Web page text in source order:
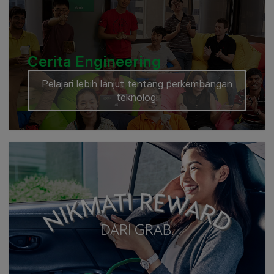
Cerita Engineering
Pelajari lebih lanjut tentang perkembangan
teknologi